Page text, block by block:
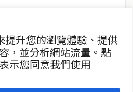
提升您的瀏覽體驗、提供
，並分析網站流量。點
示您同意我們使用
SME專項貸款支持流動性
認購火爆 擬於MAI上市